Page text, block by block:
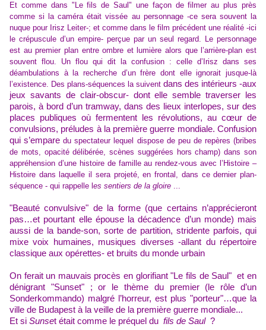
Et comme dans "Le fils deSaul" unefaçon de filmer au plus près
comme si la caméra était vissée au personnage -ce sera souvent la
nuque pour Irisz Leiter-; et comme dans le film précédent une réalité -ici
le crépuscule d’un empire- perçue par un seul regard. Le personnage
est au premier plan entre ombre et lumière alors que l’arrière-plan est
souvent flou. Un flou qui dit la confusion : celle d’Irisz dans ses
déambulations à la recherche d’un frère dont elle ignorait jusque-là
l’existence. Des plans-séquences la suivent dans des intérieurs -aux
jeux savants de clair-obscur- dont elle semble traverser les
parois, à bord d’un tramway, dans des lieux interlopes, sur des
places publiques où fermentent les révolutions, au cœur de
convulsions, préludes à la première guerre mondiale. Confusion
qui s’empare du spectateur lequel dispose de peu de repères(bribes
de mots, opacité délibérée, scènes suggérées horschamp)dans son
appréhension d’une histoire de famille au rendez-vous avec l’Histoire –
Histoire dans laquelle il sera projeté,en frontal, dans ce dernier plan-
séquence - qui rappel le es sentiers de la gloire ...
"Beauté convulsive" de la forme (que certains n’apprécieront
pas…et pourtant elle épouse la décadence d’un monde) mais
aussi de la bande-son, sorte de partition, stridente parfois, qui
mixevoix humaines, musiques diverses -allant du répertoire
classique aux opérettes- et bruits du monde urbain
On ferait un mauvais procès en glorifiant "Le fils de Saul" et en
dénigrant "Sunset" ; or le thème du premier (le rôle d’un
Sonderkommando) malgré l’horreur, est plus "porteur"…que la
ville de Budapest à la veille de la première guerre mondiale...
Et si Sunset était comme le préquel du fils de Saul?